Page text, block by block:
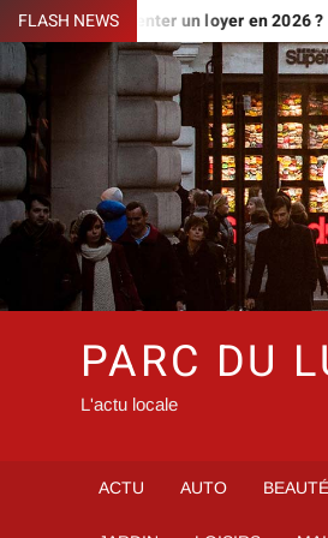
Skip
to
content
FLASH NEWS
augmenter un loyer en 2026 ?
PARC DU
L'actu locale
ACTU AUTO BEAUTÉ